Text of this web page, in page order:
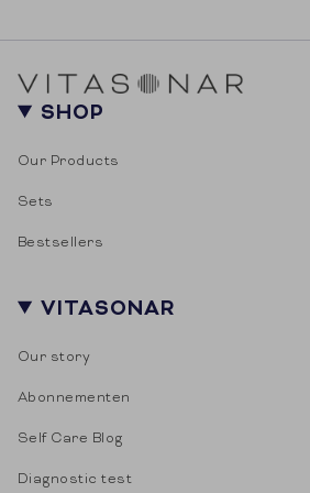
SHOP
Our Products
Sets
Bestsellers
VITASONAR
Our story
Abonnementen
Self Care Blog
Diagnostic test